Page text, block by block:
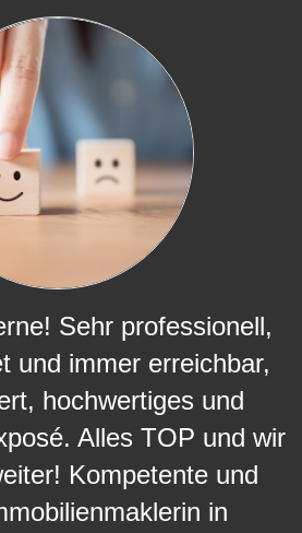
Sehr professionell,
und immer erreichbar,
hochwertiges und
Alles TOP und wir
Kompetente und
in